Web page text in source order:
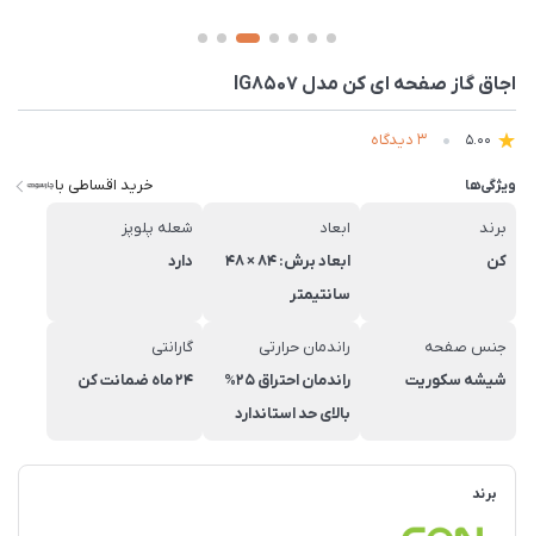
اجاق گاز صفحه ای کن مدل IG8507
5.00 3 دیدگاه
ویژگی‌ها خرید اقساطی با
برند
کن
ابعاد
ابعاد برش: 84 × 48
سانتیمتر
شعله پلوپز
دارد
جنس صفحه
شیشه سکوریت
راندمان حرارتی
راندمان احتراق 25%
بالای حد استاندارد
گارانتی
24 ماه ضمانت کن
برند